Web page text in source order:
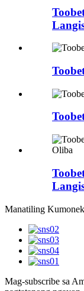
Manatiling
Mag-subscribe sa